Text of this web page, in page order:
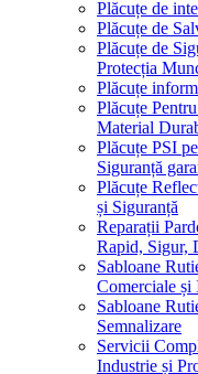
Plăcuțe de
Plăcuțe de
Plăcuțe de
Protecția
Plăcuțe
Plăcuțe
Material
Plăcuțe PSI
Siguranță
Plăcuțe
și Siguranță
Reparații
Rapid, Sigur,
Sabloane
Comerciale și
Sabloane
Semnalizare
Servicii
Industrie și